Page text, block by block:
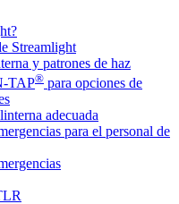
Streamlight
y patrones de haz
TAP® para opciones de
adecuada
para el personal de